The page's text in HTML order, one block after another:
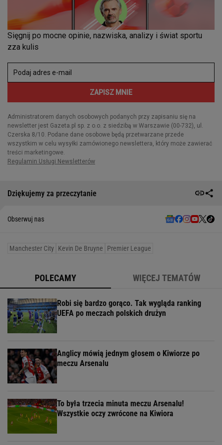
Dziękujemy za przeczytanie
Obserwuj nas
Manchester City Kevin De Bruyne Premier League
POLECAMY WIĘCEJ TEMATÓW
Robi się bardzo gorąco. Tak wygląda ranking
UEFA po meczach polskich drużyn
Anglicy mówią jednym głosem o Kiwiorze po
meczu Arsenalu
To była trzecia minuta meczu Arsenalu!
Wszystkie oczy zwrócone na Kiwiora